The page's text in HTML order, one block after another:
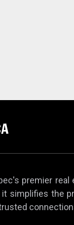
premier
simplifies the